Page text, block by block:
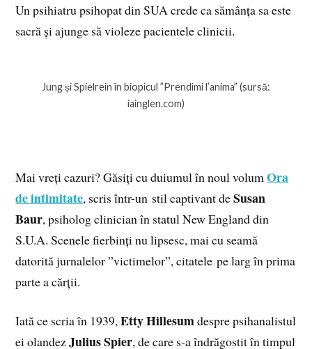
Un psihiatru psihopat din SUA crede ca sămânța sa este
sacră și ajunge să violeze pacientele clinicii.
Jung și Spielrein în biopicul ”Prendimi l’anima” (sursă:
iainglen.com)
Mai vreți cazuri? Găsiți cu duiumul în noul volumOra
de intimitate, scris într-un stil captivant deSusan
Baur, psiholog clinician în statul New England din
S.U.A. Scenele fierbinți nu lipsesc, mai cu seamă
datorită jurnalelor ”victimelor”, citatele pe larg în prima
parte a cărții.
Iată ce scria în 1939,Etty Hillesumdespre psihanalistul
ei olandezJulius Spier, de care s-a îndrăgostit în timpul